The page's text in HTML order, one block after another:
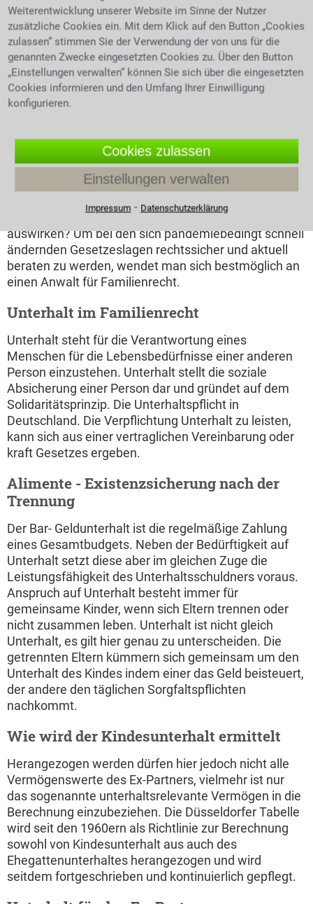
wird seine Scheidung in aller Regel deutlich zügiger
durchsetzen.
Familienrecht und die Corona Pandemie
Auch das Familienrecht muss sich mit den
Auswirkungen von Corona auseinandersetzen. Das
Regelungen, Erleichterungen zu schaffen und dadurch
mögliche negative Folgen durch Corona
abzuschwächen. Dies gilt vor allem für das
Unterhaltsrechtund dasUmgangsrechtauch im
Hinblick auf angeordnete Quarantäne. Kann sich das
Thema Impfen auf die Umgangsberechtigung
auswirken? Um bei den sich pandemiebedingt schnell
ändernden Gesetzeslagen rechtssicher und aktuell
beraten zu werden, wendet man sich bestmöglich an
einen Anwalt für Familienrecht.
Unterhalt im Familienrecht
Unterhalt steht für die Verantwortung eines
Menschen für die Lebensbedürfnisse einer anderen
Person einzustehen. Unterhalt stellt die soziale
Absicherung einer Person dar und gründet auf dem
Solidaritätsprinzip. Die Unterhaltspflicht in
Deutschland. Die Verpflichtung Unterhalt zu leisten,
kann sich aus einer vertraglichen Vereinbarung oder
kraft Gesetzes ergeben.
Alimente - Existenzsicherung nach der
Trennung
Der Bar- Geldunterhalt ist die regelmäßige Zahlung
eines Gesamtbudgets. Neben der Bedürftigkeit auf
Unterhalt setzt diese aber im gleichen Zuge die
Leistungsfähigkeit des Unterhaltsschuldners voraus.
Anspruch auf Unterhalt besteht immer für
gemeinsame Kinder, wenn sich Eltern trennen oder
nicht zusammen leben. Unterhalt ist nicht gleich
Unterhalt, es gilt hier genau zu unterscheiden. Die
getrennten Eltern kümmern sich gemeinsam um den
Unterhalt des Kindes indem einer das Geld beisteuert,
der andere den täglichen Sorgfaltspflichten
nachkommt.
Wie wird der Kindesunterhalt ermittelt
Herangezogen werden dürfen hier jedoch nicht alle
Vermögenswerte des Ex-Partners, vielmehr ist nur
das sogenannte unterhaltsrelevante Vermögen in die
Berechnung einzubeziehen. Die Düsseldorfer Tabelle
wird seit den 1960ern als Richtlinie zur Berechnung
sowohl von Kindesunterhalt aus auch des
Ehegattenunterhaltes herangezogen und wird
seitdem fortgeschrieben und kontinuierlich gepflegt.
Weiterentwicklung unserer Website im Sinne der Nutzer
zusätzliche Cookies ein. Mit dem Klick auf den Button „Cookies
zulassen“ stimmen Sie der Verwendung der von uns für die
genannten Zwecke eingesetzten Cookies zu. Über den Button
„Einstellungen verwalten“ können Sie sich über die eingesetzten
Cookies informieren und den Umfang Ihrer Einwilligung
konfigurieren.
Cookies zulassen
Einstellungen verwalten
Impressum⁃ Datenschutzerklärung